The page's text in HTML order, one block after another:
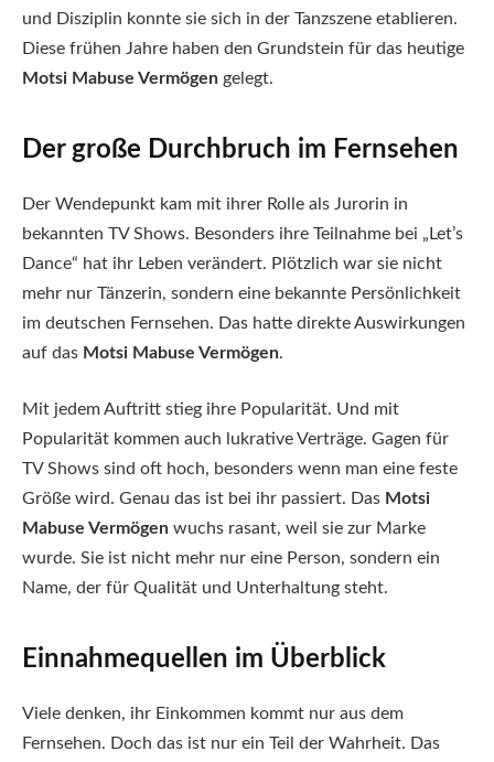
und Disziplin konnte sie sich in der Tanzszene etablieren.
Diese frühen Jahre haben den Grundstein für das heutige
Motsi Mabuse Vermögen gelegt.
Der große Durchbruch im Fernsehen
Der Wendepunkt kam mit ihrer Rolle als Jurorin in
bekannten TV Shows. Besonders ihre Teilnahme bei „Let’s
Dance“ hat ihr Leben verändert. Plötzlich war sie nicht
mehr nur Tänzerin, sondern eine bekannte Persönlichkeit
im deutschen Fernsehen. Das hatte direkte Auswirkungen
auf das Motsi Mabuse Vermögen.
Mit jedem Auftritt stieg ihre Popularität. Und mit
Popularität kommen auch lukrative Verträge. Gagen für
TV Shows sind oft hoch, besonders wenn man eine feste
Größe wird. Genau das ist bei ihr passiert. Das Motsi
Mabuse Vermögen wuchs rasant, weil sie zur Marke
wurde. Sie ist nicht mehr nur eine Person, sondern ein
Name, der für Qualität und Unterhaltung steht.
Einnahmequellen im Überblick
Viele denken, ihr Einkommen kommt nur aus dem
Fernsehen. Doch das ist nur ein Teil der Wahrheit. Das